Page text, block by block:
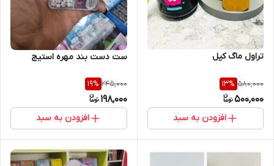
تراول ماگ کپل
580,000
13%
500,000
افزودن به سبد
ست دست بند مهره استیج
245,000
19%
198,000
افزودن به سبد